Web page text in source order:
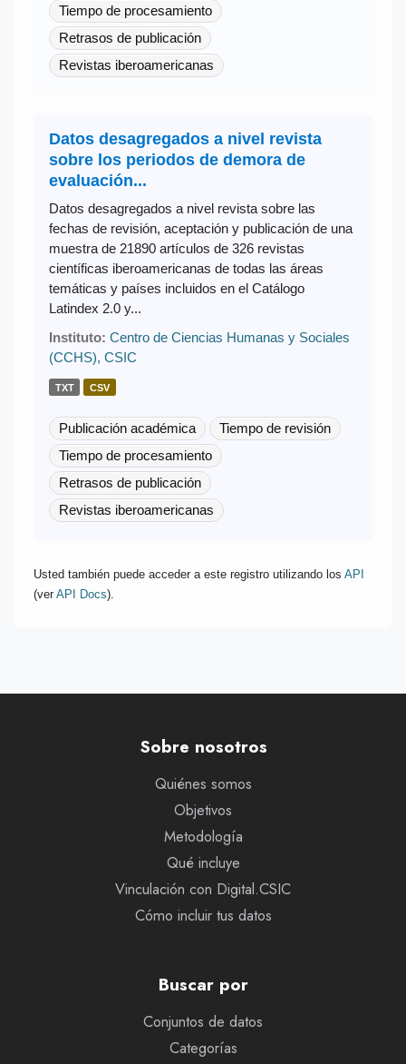
Tiempo de procesamiento
Retrasos de publicación
Revistas iberoamericanas
Datos desagregados a nivel revista
sobre los periodos de demora de
evaluación...
Datos desagregados a nivel revista sobre las
fechas de revisión, aceptación y publicación de una
muestra de 21890 artículos de 326 revistas
científicas iberoamericanas de todas las áreas
temáticas y países incluidos en el Catálogo
Latindex 2.0 y...
Instituto: Centro de Ciencias Humanas y Sociales
(CCHS), CSIC
TXT CSV
Publicación académica
Tiempo de revisión
Tiempo de procesamiento
Retrasos de publicación
Revistas iberoamericanas
Usted también puede acceder a este registro utilizando los API
(ver API Docs).
Sobre nosotros
Quiénes somos
Objetivos
Metodología
Qué incluye
Vinculación con Digital.CSIC
Cómo incluir tus datos
Buscar por
Conjuntos de datos
Categorías